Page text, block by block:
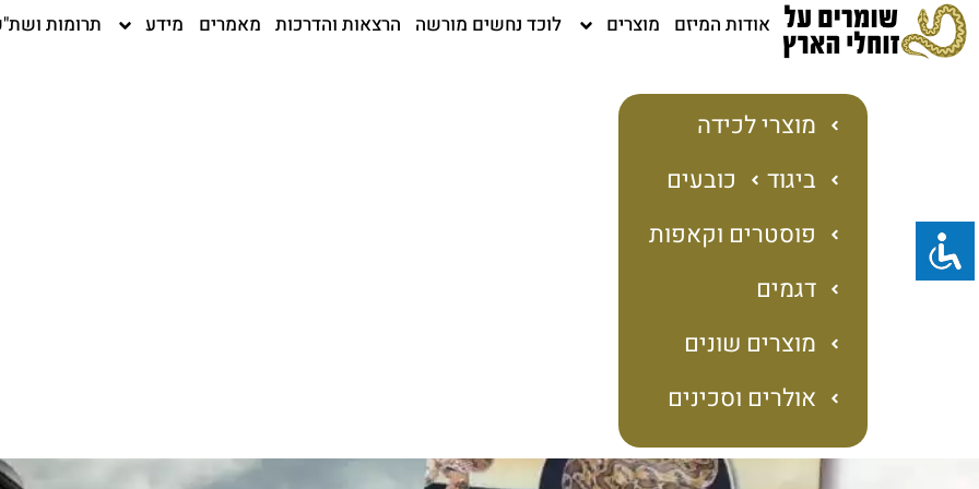
דילוג
לתוכן
אודות המיזם מוצרים לוכד נחשים מורשה הרצאות והדרכות מאמרים מידע תרומות
מוצרי לכידה
ביגוד
כובעים
פוסטרים וקאפות
דגמים
מוצרים שונים
אולרים וסכינים